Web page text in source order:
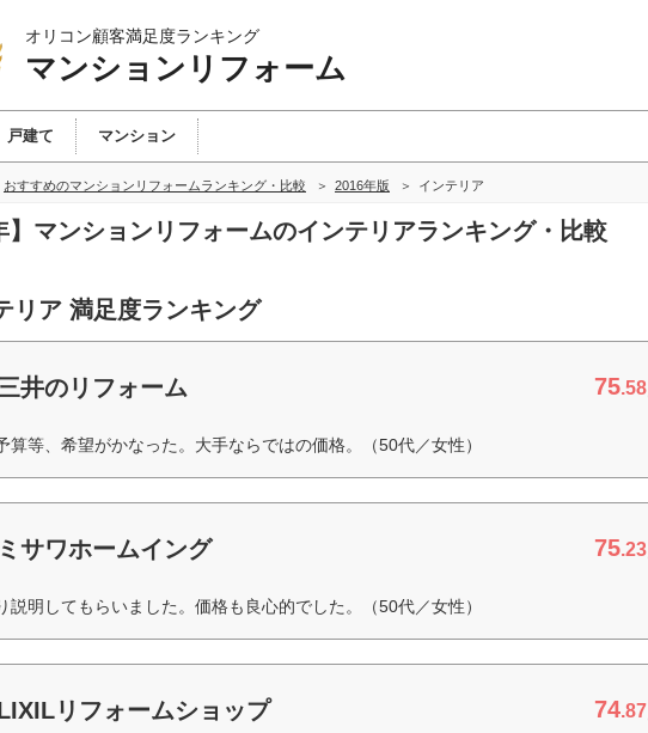
オリコン顧客満足度ランキング
マンションリフォーム
戸建て マンション
おすすめのマンションリフォームランキング・比較 2016年版 インテリア
】マンションリフォームのインテリアランキング・比較
リア 満足度ランキング
井のリフォーム 75.58
算等、希望がかなった。大手ならではの価格。（50代／女性）
ミサワホームイング 75.23
説明してもらいました。価格も良心的でした。（50代／女性）
リフォームショップ 74.87